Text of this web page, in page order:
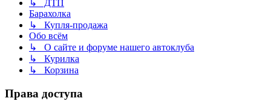
↳ ДТП
Барахолка
↳ Купля-продажа
Обо всём
↳ О сайте и форуме нашего автоклуба
↳ Курилка
↳ Корзина
Права доступа